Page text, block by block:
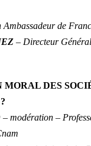
Ambassadeur de
– Directeur
MORAL DES
– modération –